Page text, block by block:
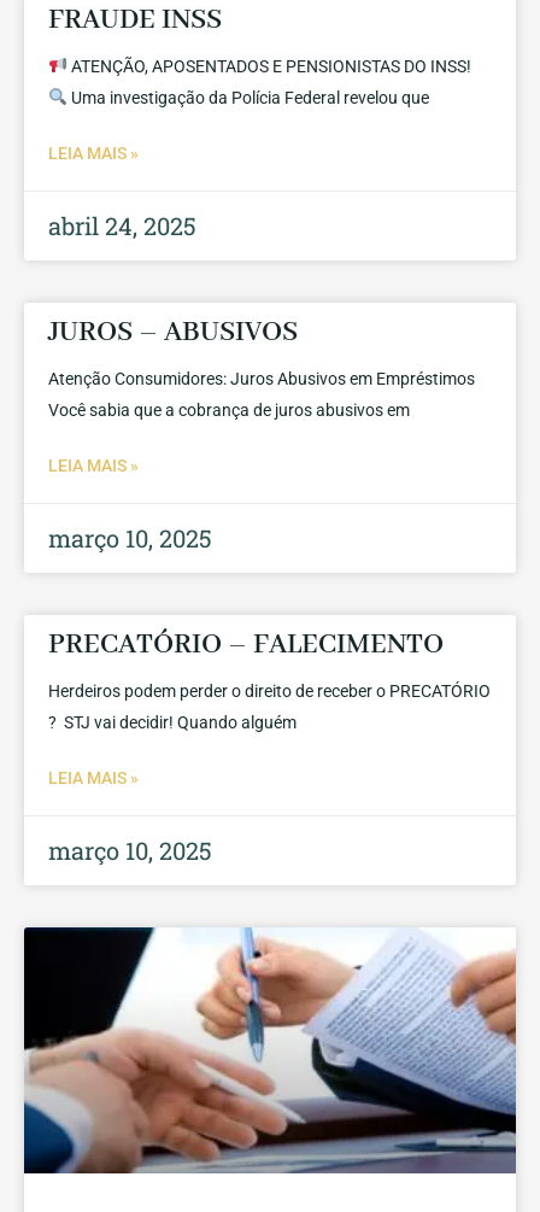
FRAUDE INSS
ATENÇÃO, APOSENTADOS E PENSIONISTAS DO INSS!
Uma investigação da Polícia Federal revelou que
LEIA MAIS »
abril 24, 2025
JUROS – ABUSIVOS
Atenção Consumidores: Juros Abusivos em Empréstimos
Você sabia que a cobrança de juros abusivos em
LEIA MAIS »
março 10, 2025
PRECATÓRIO – FALECIMENTO
Herdeiros podem perder o direito de receber o PRECATÓRIO
? STJ vai decidir! Quando alguém
LEIA MAIS »
março 10, 2025